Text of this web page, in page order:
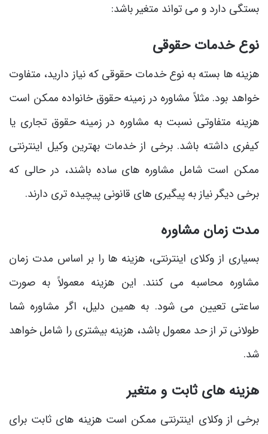
بستگی دارد و می تواند متغیر باشد:
نوع خدمات حقوقی
هزینه ها بسته به نوع خدمات حقوقی که نیاز دارید، متفاوت
خواهد بود. مثلاً مشاوره در زمینه حقوق خانواده ممکن است
هزینه متفاوتی نسبت به مشاوره در زمینه حقوق تجاری یا
کیفری داشته باشد. برخی از خدمات بهترین وکیل اینترنتی
ممکن است شامل مشاوره های ساده باشند، در حالی که
برخی دیگر نیاز به پیگیری های قانونی پیچیده تری دارند.
مدت زمان مشاوره
بسیاری از وکلای اینترنتی، هزینه ها را بر اساس مدت زمان
مشاوره محاسبه می کنند. این هزینه معمولاً به صورت
ساعتی تعیین می شود. به همین دلیل، اگر مشاوره شما
طولانی تر از حد معمول باشد، هزینه بیشتری را شامل خواهد
شد.
هزینه های ثابت و متغیر
برخی از وکلای اینترنتی ممکن است هزینه های ثابت برای